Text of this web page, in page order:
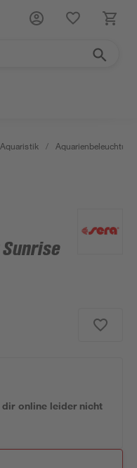
Aquaristik / Aquarienbeleuchtung
online leider nicht